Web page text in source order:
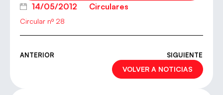
14/05/2012 Circulares
Circular nº 28
ANTERIOR SIGUIENTE
VOLVER A NOTICIAS